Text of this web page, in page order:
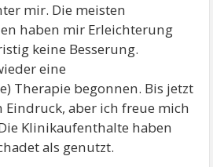
mir. Die meisten
haben mir Erleichterung
keine Besserung.
eine
Therapie begonnen. Bis jetzt
aber ich freue mich
Klinikaufenthalte haben
als genutzt.